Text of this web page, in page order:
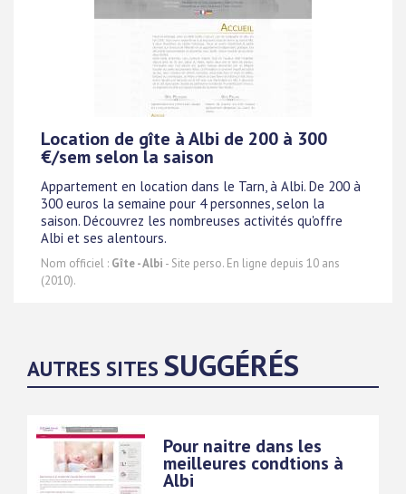
Location de gîte à Albi de 200 à 300
€/sem selon la saison
Appartement en location dans le Tarn, à Albi. De 200 à
300 euros la semaine pour 4 personnes, selon la
saison. Découvrez les nombreuses activités qu'offre
Albi et ses alentours.
Nom officiel : Gîte - Albi - Site perso. En ligne depuis 10 ans
(2010).
AUTRES SITES SUGGÉRÉS
Pour naitre dans les
meilleures condtions à
Albi